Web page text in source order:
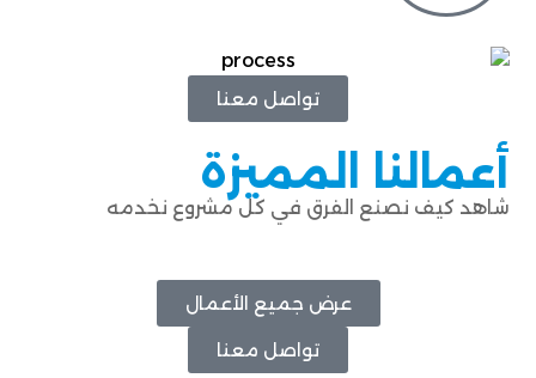
تواصل معنا
أعمالنا المميزة
شاهد كيف نصنع الفرق في كل مشروع نخدمه
عرض جميع الأعمال
تواصل معنا